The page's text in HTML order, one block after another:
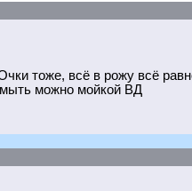
тоже, всё в рожу всё
можно мойкой ВД